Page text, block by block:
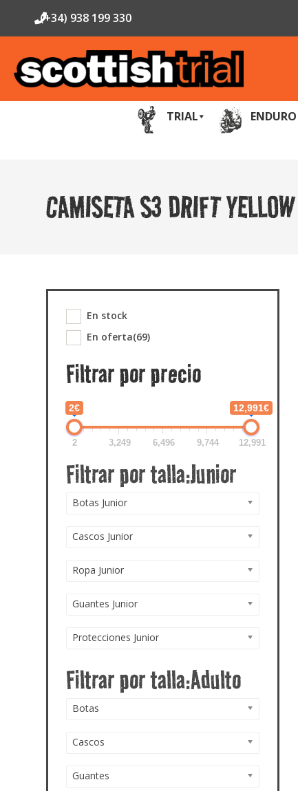
(+34) 938 199 330
TRIAL ENDURO
CAMISETA S3 DRIFT YELLOW
En stock
En oferta(69)
Filtrar por precio
2€ 12,991€
2 3,249 6,496 9,744 12,991
Botas Junior
Cascos Junior
Ropa Junior
Guantes Junior
Protecciones Junior
Botas
Cascos
Guantes